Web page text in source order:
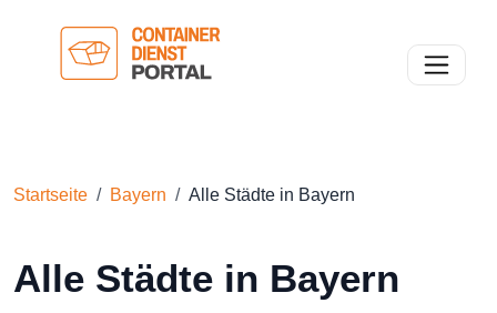
Toggle
Startseite Bayern Alle Städte in Bayern
Alle Städte in Bayern